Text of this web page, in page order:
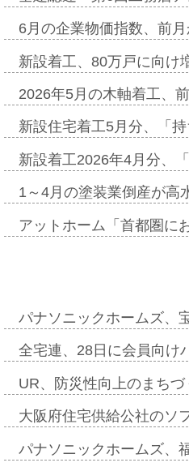
6月の企業物価指数、前
新設着工、80万戸に向
2026年5月の木軸着工、
新設住宅着工5月分、「
新設着工2026年4月分、
1～4月の塗装業倒産が
アットホーム「首都圏に
パナソニックホームズ、
全宅連、28日に会員向け
UR、防災性向上のまち
大阪府住宅供給公社のソ
パナソニックホームズ、